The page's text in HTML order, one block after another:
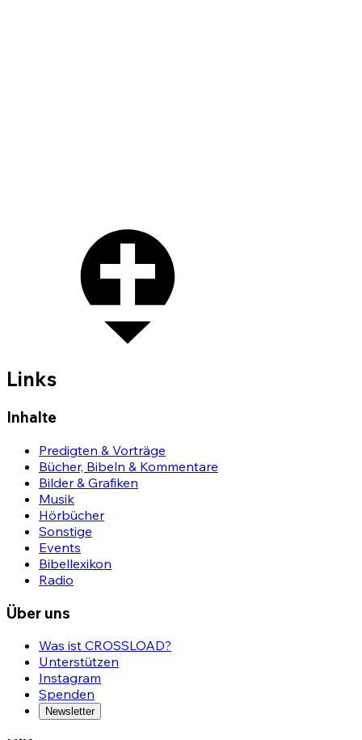
Links
Inhalte
Predigten & Vorträge
Bücher, Bibeln & Kommentare
Bilder & Grafiken
Musik
Hörbücher
Sonstige
Events
Bibellexikon
Radio
Über uns
Was ist CROSSLOAD?
Unterstützen
Instagram
Spenden
Newsletter